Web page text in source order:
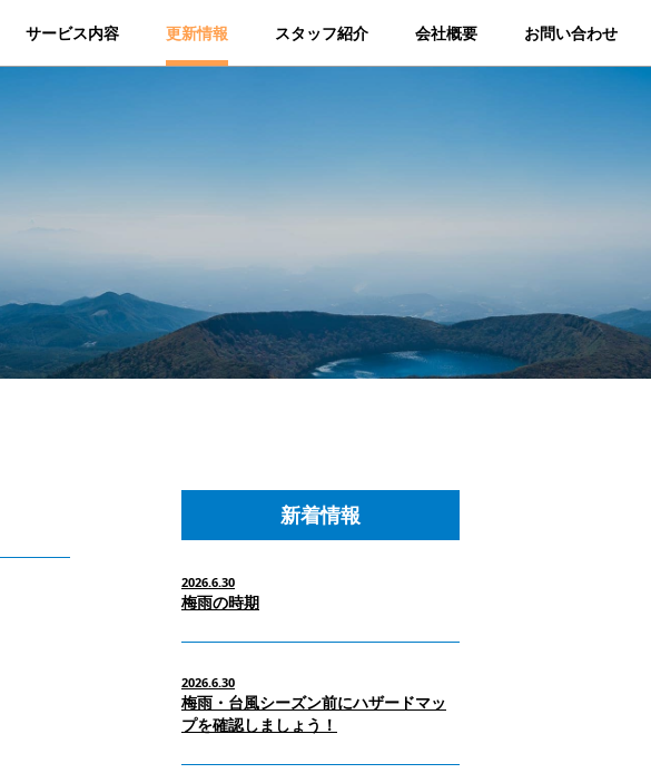
サービス内容 更新情報 スタッフ紹介 会社概要 お問い合わせ
新着情報
2026.6.30
梅雨の時期
2026.6.30
梅雨・台風シーズン前にハザードマッ
プを確認しましょう！